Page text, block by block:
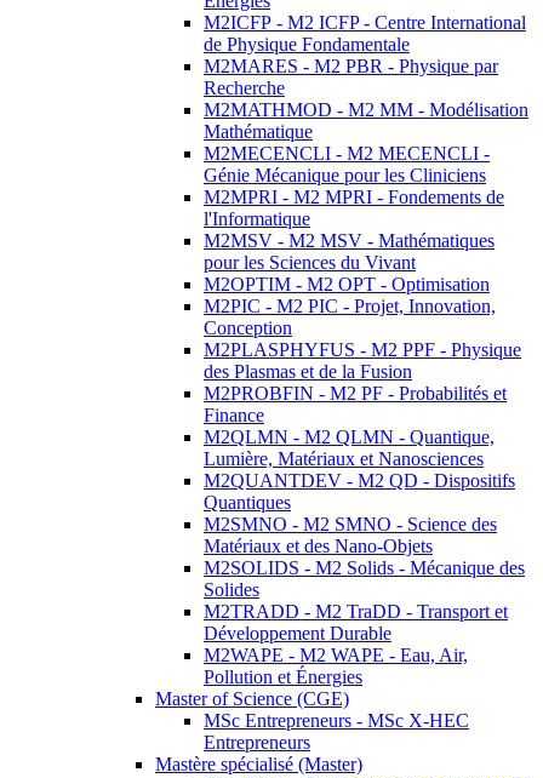
M2ICFP - M2 ICFP - Centre International
de Physique Fondamentale
M2MARES - M2 PBR - Physique par
Recherche
M2MATHMOD - M2 MM - Modélisation
Mathématique
M2MECENCLI - M2 MECENCLI -
Génie Mécanique pour les Cliniciens
M2MPRI - M2 MPRI - Fondements de
l'Informatique
M2MSV - M2 MSV - Mathématiques
pour les Sciences du Vivant
M2OPTIM - M2 OPT - Optimisation
M2PIC - M2 PIC - Projet, Innovation,
Conception
M2PLASPHYFUS - M2 PPF - Physique
des Plasmas et de la Fusion
M2PROBFIN - M2 PF - Probabilités et
Finance
M2QLMN - M2 QLMN - Quantique,
Lumière, Matériaux et Nanosciences
M2QUANTDEV - M2 QD - Dispositifs
Quantiques
M2SMNO - M2 SMNO - Science des
Matériaux et des Nano-Objets
M2SOLIDS - M2 Solids - Mécanique des
Solides
M2TRADD - M2 TraDD - Transport et
Développement Durable
M2WAPE - M2 WAPE - Eau, Air,
Pollution et Énergies
Master of Science (CGE)
MSc Entrepreneurs - MSc X-HEC
Entrepreneurs
Mastère spécialisé (Master)